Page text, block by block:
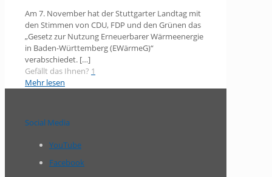
Am 7. November hat der Stuttgarter Landtag mit
den Stimmen von CDU, FDP und den Grünen das
„Gesetz zur Nutzung Erneuerbarer Wärmeenergie
in Baden-Württemberg (EWärmeG)“
verabschiedet. […]
Gefällt das Ihnen? 1
Mehr lesen
Social Media
YouTube
Facebook